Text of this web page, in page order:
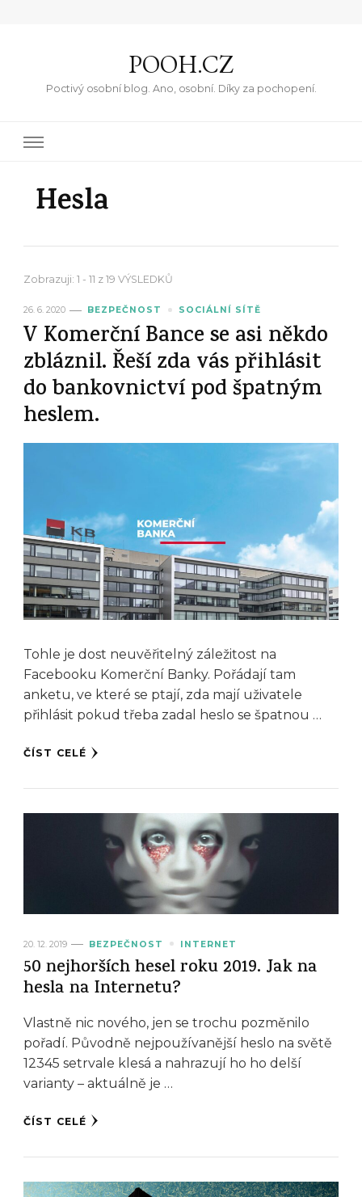
POOH.CZ
Poctivý osobní blog. Ano, osobní. Díky za pochopení.
Hesla
Zobrazuji: 1 - 11 z 19 VÝSLEDKŮ
26. 6. 2020 BEZPEČNOST SOCIÁLNÍ SÍTĚ
V Komerční Bance se asi někdo
zbláznil. Řeší zda vás přihlásit
do bankovnictví pod špatným
heslem.
Tohle je dost neuvěřitelný záležitost na
Facebooku Komerční Banky. Pořádají tam
anketu, ve které se ptají, zda mají uživatele
přihlásit pokud třeba zadal heslo se špatnou …
ČÍST CELÉ
20. 12. 2019 BEZPEČNOST INTERNET
50 nejhorších hesel roku 2019. Jak na
hesla na Internetu?
Vlastně nic nového, jen se trochu pozměnilo
pořadí. Původně nejpoužívanější heslo na světě
12345 setrvale klesá a nahrazují ho ho delší
varianty – aktuálně je …
ČÍST CELÉ